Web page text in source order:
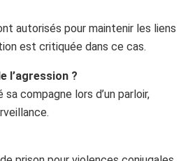
autorisés pour maintenir les liens
est critiquée dans ce cas.
l’agression ?
compagne lors d’un parloir,